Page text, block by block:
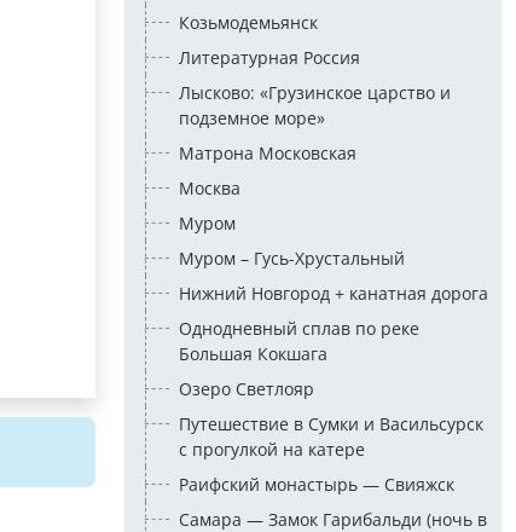
Козьмодемьянск
Литературная Россия
Лысково: «Грузинское царство и
подземное море»
Матрона Московская
Москва
Муром
Муром – Гусь-Хрустальный
Нижний Новгород + канатная дорога
Однодневный сплав по реке
Большая Кокшага
Озеро Светлояр
Путешествие в Сумки и Васильсурск
с прогулкой на катере
Раифский монастырь — Свияжск
Самара — Замок Гарибальди (ночь в